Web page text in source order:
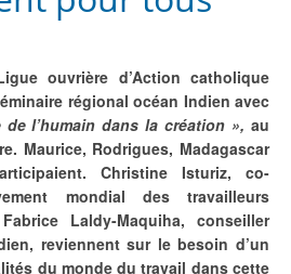
ouvrière d’Action catholique
régional océan Indien avec
de l’humain dans la création »,au
Maurice, Rodrigues, Madagascar
Christine Isturiz, co-
mondial des travailleurs
Laldy-Maquiha, conseiller
reviennent sur le besoin d’un
du monde du travail dans cette